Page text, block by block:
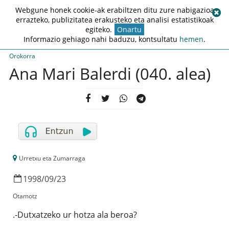
Orokorra
Ana Mari Balerdi (040. alea)
Urretxu eta Zumarraga
1998/09/23
Otamotz
.-Dutxatzeko ur hotza ala beroa?
Webgune honek cookie-ak erabiltzen ditu zure nabigazioa
errazteko, publizitatea erakusteko eta analisi estatistikoak
egiteko. Onartu
Informazio gehiago nahi baduzu, kontsultatu hemen.